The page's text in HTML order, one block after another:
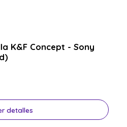
K&F Concept - Sony
detalles